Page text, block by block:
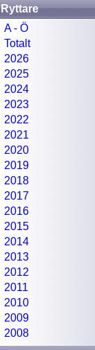
Ryttare
A - Ö
Totalt
2026
2025
2024
2023
2022
2021
2020
2019
2018
2017
2016
2015
2014
2013
2012
2011
2010
2009
2008